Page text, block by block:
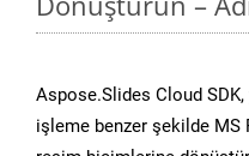
Aspose.Slides Cloud
işleme benzer şekilde MS